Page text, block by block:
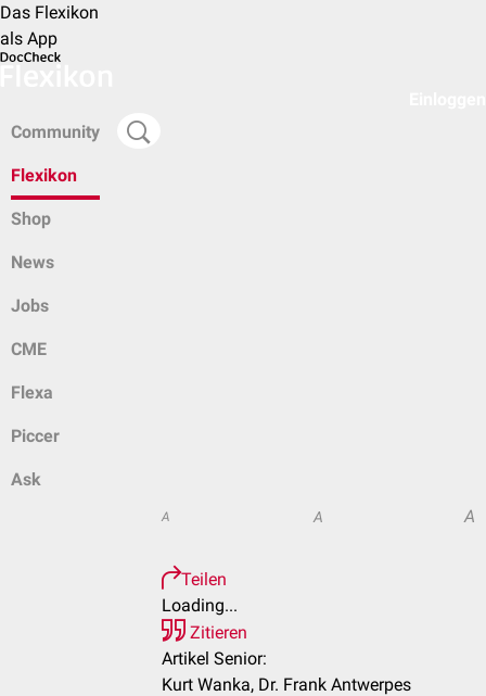
Das Flexikon
als App
Community
Flexikon
Shop
News
Jobs
CME
Flexa
Piccer
Ask
A A A
Teilen
Loading...
Zitieren
Artikel Senior:
Kurt Wanka, Dr. Frank Antwerpes